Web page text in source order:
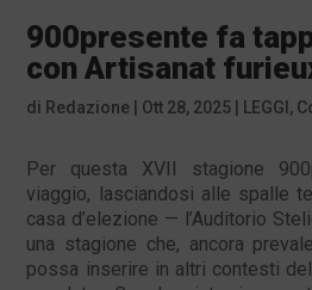
900presente fa
con Artisanat
di Redazione Ott 28, 2025 LEGGI ,
Per questa XVII stagione
viaggio, lasciandosi alle spalle
casa d’elezione — l’Auditorio
una stagione che, ancora
possa inserire in altri contesti